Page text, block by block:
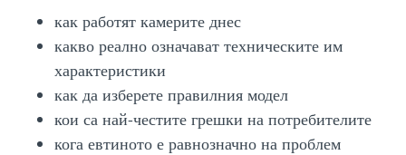
как работят камерите днес
какво реално означават техническите им
характеристики
как да изберете правилния модел
кои са най-честите грешки на потребителите
кога евтиното е равнозначно на проблем